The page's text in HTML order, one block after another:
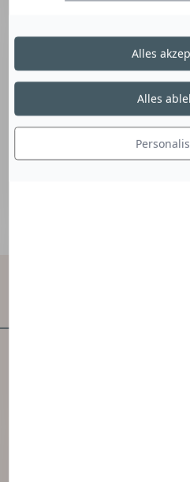
Peg-15
Dieses Fettsäurederivat
erleichtert das
Alles
Alles